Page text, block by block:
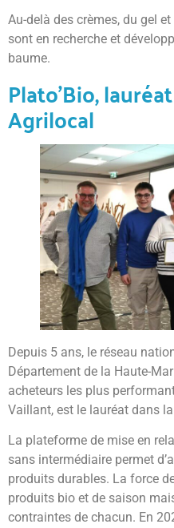
Au-delà des crèmes, du gel
sont en recherche et
baume.
Plato’Bio,
Agrilocal
Depuis 5 ans, le réseau
Département de la Haute-
acheteurs les plus
Vaillant, est le lauréat dans
La plateforme de mise en
sans intermédiaire permet
produits durables. La force
produits bio et de saison
contraintes de chacun. En